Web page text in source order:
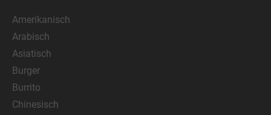
Amerikanisch
Arabisch
Asiatisch
Burger
Burrito
Chinesisch